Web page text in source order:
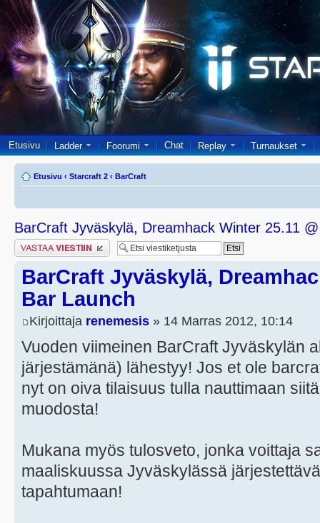
Etusivu Ladder Foorumi Chat Replay Turnaukset
Etusivu ‹ Starcraft 2 ‹ BarCraft
BarCraft Jyväskylä, Dreamhack Winter 25.11
Lähetä vastaus
BarCraft Jyväskylä,
Bar Launch
Kirjoittaja renemesis » 14 Marras 2012, 10:14
Vuoden viimeinen BarCraft Jyväskylän
järjestämänä) lähestyy! Jos et ole
nyt on oiva tilaisuus tulla nauttimaan
muodosta!
Mukana myös tulosveto, jonka voittaja
maaliskuussa Jyväskylässä
tapahtumaan!